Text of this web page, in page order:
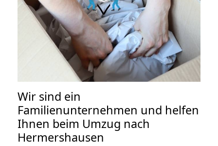
Wir sind ein
Familienunternehmen und helfen
Ihnen beim Umzug nach
Hermershausen